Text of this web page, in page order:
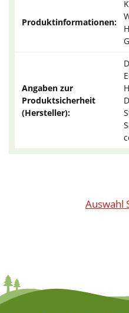
Produktinformationen:
Angaben zur
Produktsicherheit
(Hersteller):
Auswahl